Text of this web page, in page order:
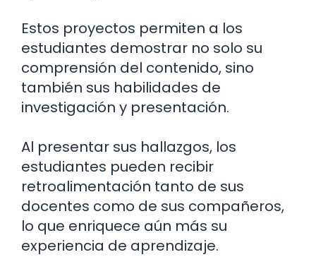
Estos proyectos permiten a los
estudiantes demostrar no solo su
comprensión del contenido, sino
también sus habilidades de
investigación y presentación.
Al presentar sus hallazgos, los
estudiantes pueden recibir
retroalimentación tanto de sus
docentes como de sus compañeros,
lo que enriquece aún más su
experiencia de aprendizaje.